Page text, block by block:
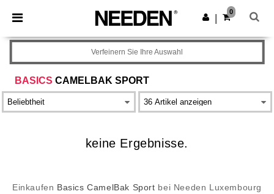
× Needen App
Bessere Preise in der App!
App holen
0
BASICS CAMELBAK SPORT
Verfeinern Sie Ihre Auswahl
keine Ergebnisse.
Einkaufen Basics CamelBak Sport bei Needen Luxembourg